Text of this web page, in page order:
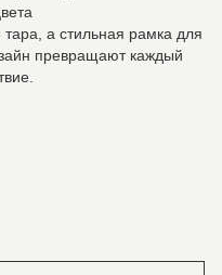
а стильная рамка для
превращают каждый